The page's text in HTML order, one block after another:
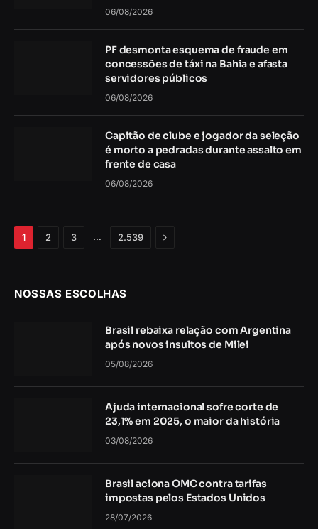
06/08/2026
PF desmonta esquema de fraude em
concessões de táxi na Bahia e afasta
servidores públicos
06/08/2026
Capitão de clube e jogador da seleção
é morto a pedradas durante assalto em
frente de casa
06/08/2026
1 2 3 … 2.539 Próximo
NOSSAS ESCOLHAS
Brasil rebaixa relação com Argentina
após novos insultos de Milei
05/08/2026
Ajuda internacional sofre corte de
23,1% em 2025, o maior da história
03/08/2026
Brasil aciona OMC contra tarifas
impostas pelos Estados Unidos
28/07/2026